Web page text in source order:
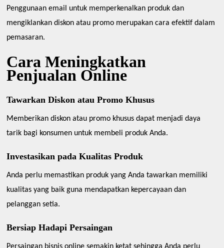
Penggunaan email untuk memperkenalkan produk dan
mengiklankan diskon atau promo merupakan cara efektif dalam
pemasaran.
Cara Meningkatkan
Penjualan Online
Tawarkan Diskon atau Promo Khusus
Memberikan diskon atau promo khusus dapat menjadi daya
tarik bagi konsumen untuk membeli produk Anda.
Investasikan pada Kualitas Produk
Anda perlu memastikan produk yang Anda tawarkan memiliki
kualitas yang baik guna mendapatkan kepercayaan dan
pelanggan setia.
Bersiap Hadapi Persaingan